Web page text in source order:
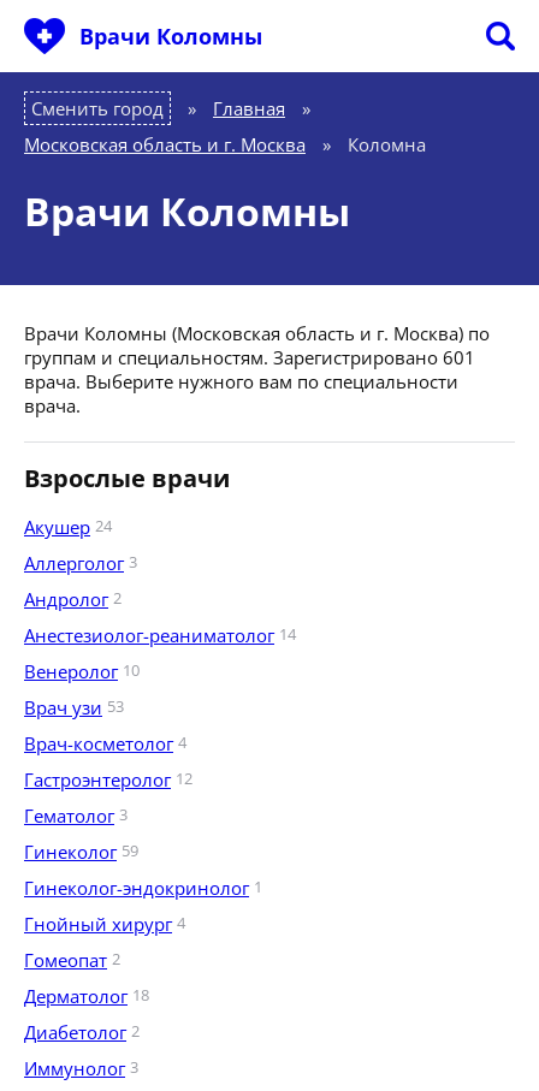
Врачи Коломны
Сменить город Главная
»
Московская область и г. Москва
» Коломна
Врачи Коломны
Врачи Коломны (Московская область и г. Москва) по
группам и специальностям. Зарегистрировано 601
врача. Выберите нужного вам по специальности
врача.
Взрослые врачи
Акушер 24
Аллерголог 3
Андролог 2
Анестезиолог-реаниматолог 14
Венеролог 10
Врач узи 53
Врач-косметолог 4
Гастроэнтеролог 12
Гематолог 3
Гинеколог 59
Гинеколог-эндокринолог 1
Гнойный хирург 4
Гомеопат 2
Дерматолог 18
Диабетолог 2
Иммунолог 3